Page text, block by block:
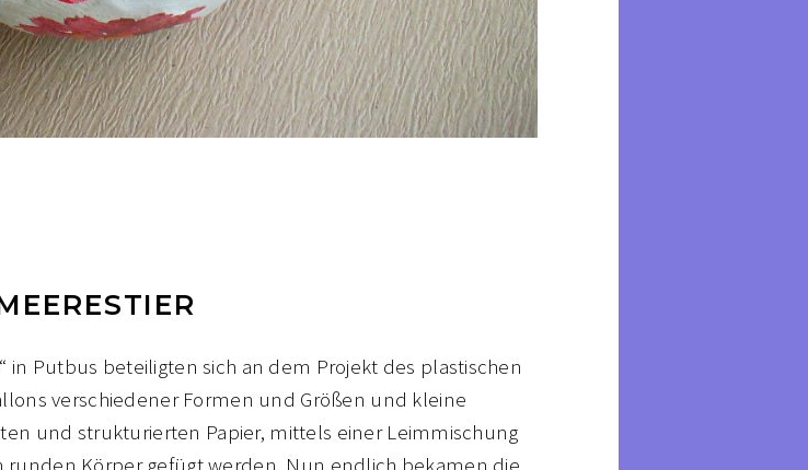
Putbus beteiligten sich an dem Projekt des plastischen
verschiedener Formen und Größen und kleine
und strukturierten Papier, mittels einer Leimmischung